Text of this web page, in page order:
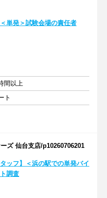
＜単発＞試験会場の責任者
間以上
ト
ズ 仙台支店/p10260706201
タッフ】＜浜の駅での単発バイ
調査